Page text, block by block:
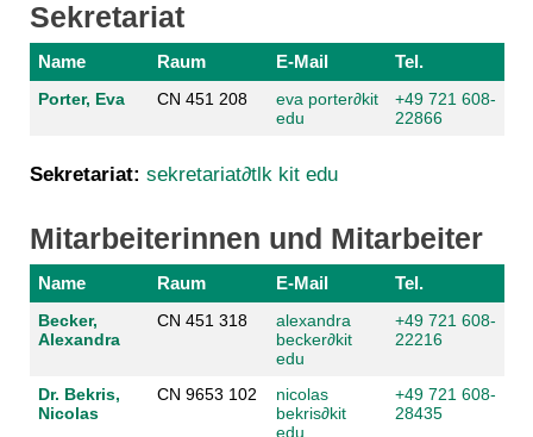
Sekretariat
Name Raum E-Mail Tel.
Porter, Eva CN 451 208 eva porter∂kit
edu
+49 721 608-
22866
Sekretariat: sekretariat∂tlk kit edu
Mitarbeiterinnen und Mitarbeiter
Name Raum E-Mail Tel.
Becker,
Alexandra
CN 451 318
alexandra
becker∂kit
edu
+49 721 608-
22216
Dr. Bekris,
Nicolas
CN 9653 102
nicolas
bekris∂kit
edu
+49 721 608-
28435